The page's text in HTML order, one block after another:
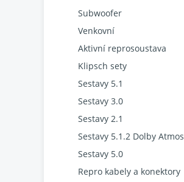
Subwoofer
Venkovní
Aktivní reprosoustava
Klipsch sety
Sestavy 5.1
Sestavy 3.0
Sestavy 2.1
Sestavy 5.1.2 Dolby Atmos
Sestavy 5.0
Repro kabely a konektory